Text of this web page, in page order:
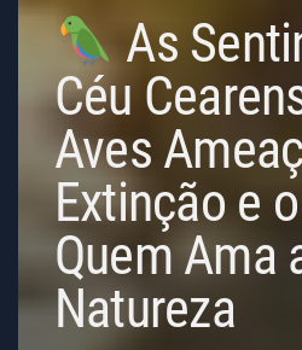
As
Céu
Aves
Extinção e
Quem Ama
Natureza